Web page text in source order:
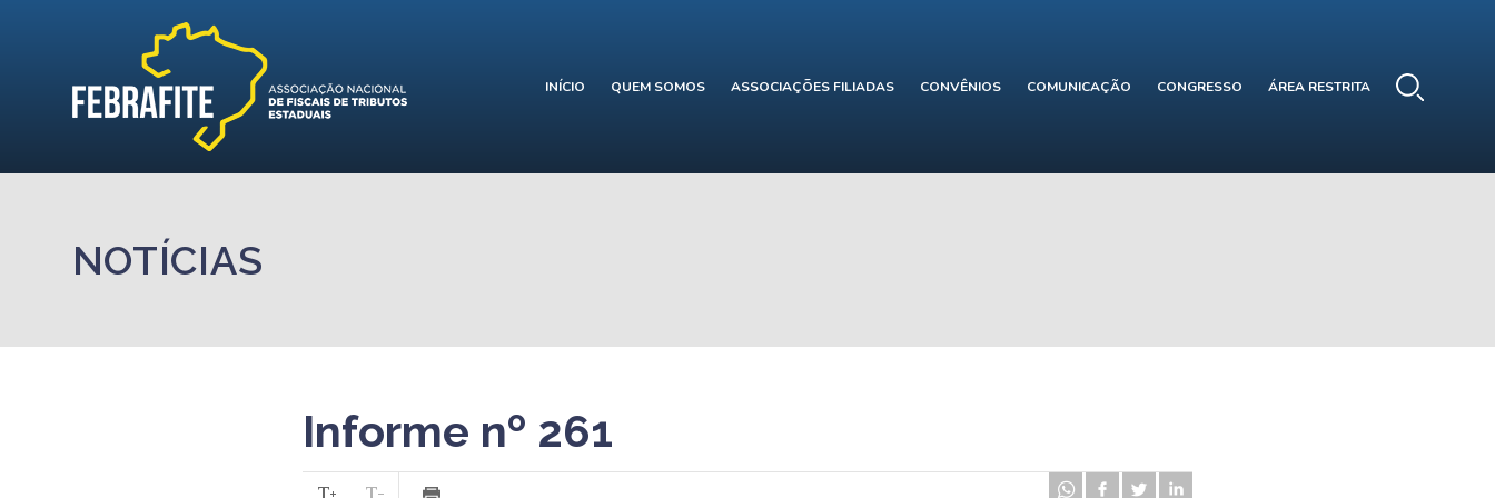
INÍCIO QUEM SOMOS ASSOCIAÇÕES FILIADAS CONVÊNIOS COMUNICAÇÃO CONGRESSO ÁREA RESTRITA
NOTÍCIAS
Informe nº 261